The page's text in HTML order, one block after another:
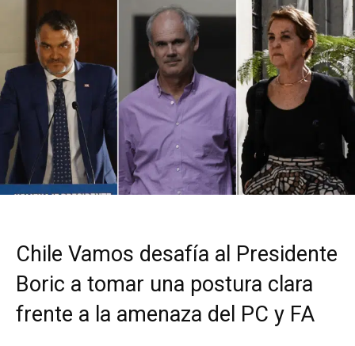
Chile Vamos desafía al Presidente
Boric a tomar una postura clara
frente a la amenaza del PC y FA